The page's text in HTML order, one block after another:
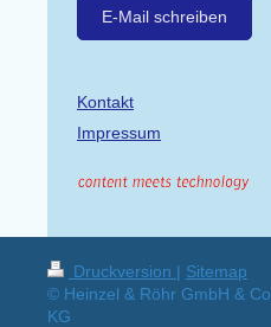
E-Mail schreiben
Kontakt
Impressum
Druckversion | Sitemap
© Heinzel & Röhr GmbH & Co.
KG